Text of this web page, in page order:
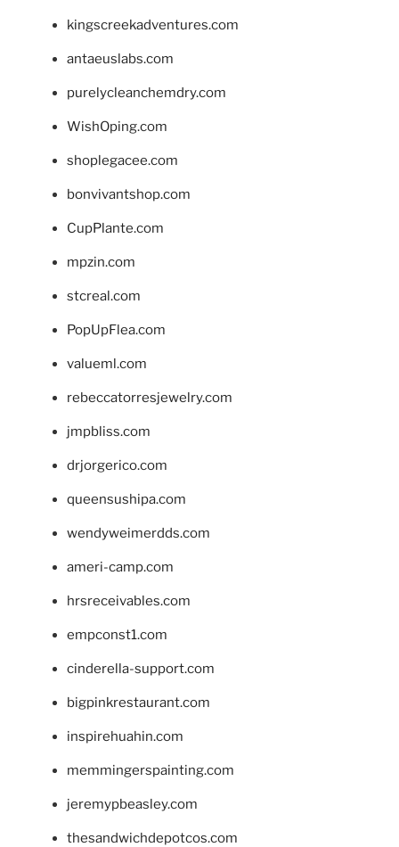
kingscreekadventures.com
antaeuslabs.com
purelycleanchemdry.com
WishOping.com
shoplegacee.com
bonvivantshop.com
CupPlante.com
mpzin.com
stcreal.com
PopUpFlea.com
valueml.com
rebeccatorresjewelry.com
jmpbliss.com
drjorgerico.com
queensushipa.com
wendyweimerdds.com
ameri-camp.com
hrsreceivables.com
empconst1.com
cinderella-support.com
bigpinkrestaurant.com
inspirehuahin.com
memmingerspainting.com
jeremypbeasley.com
thesandwichdepotcos.com